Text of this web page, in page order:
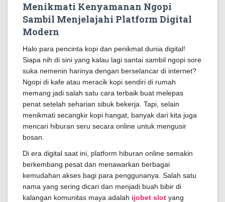
Menikmati Kenyamanan Ngopi
Sambil Menjelajahi Platform Digital
Modern
Halo para pencinta kopi dan penikmat dunia digital!
Siapa nih di sini yang kalau lagi santai sambil ngopi sore
suka nemenin harinya dengan berselancar di internet?
Ngopi di kafe atau meracik kopi sendiri di rumah
memang jadi salah satu cara terbaik buat melepas
penat setelah seharian sibuk bekerja. Tapi, selain
menikmati secangkir kopi hangat, banyak dari kita juga
mencari hiburan seru secara online untuk mengusir
bosan.
Di era digital saat ini, platform hiburan online semakin
berkembang pesat dan menawarkan berbagai
kemudahan akses bagi para penggunanya. Salah satu
nama yang sering dicari dan menjadi buah bibir di
kalangan komunitas maya adalah ijobet slot yang